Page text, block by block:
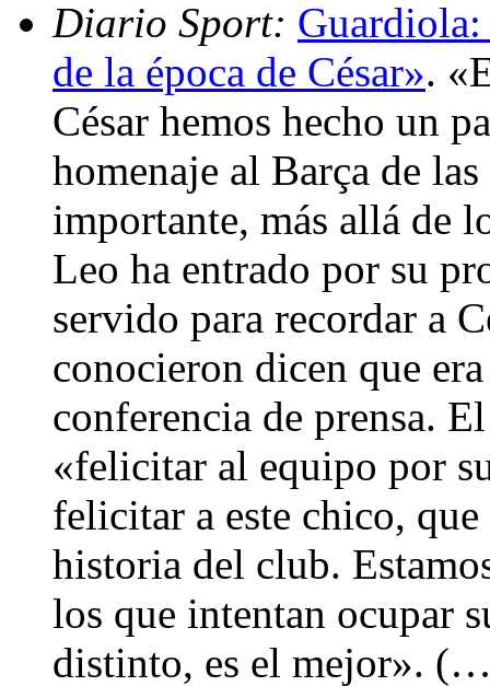
Diario Sport:
de la época de César».
César hemos hecho un
homenaje al Barça de
importante, más allá de
Leo ha entrado por su
servido para recordar a
conocieron dicen que
conferencia de prensa.
«felicitar al equipo por
felicitar a este chico,
historia del club.
los que intentan ocupar
distinto, es el mejor».